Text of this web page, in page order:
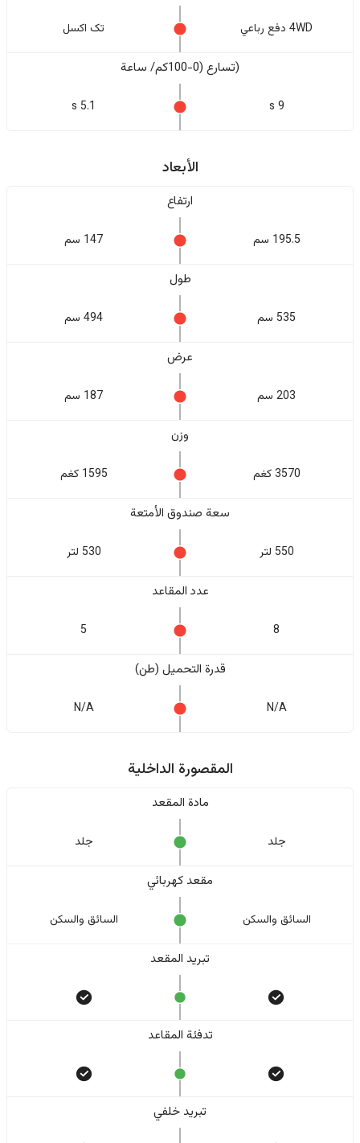
4WD دفع رباعي تک اکسل
(تسارع (0-100كم/ ساعة
9 s
5.1 s
الأبعاد
ارتفاع
195.5 سم 147 سم
طول
535 سم 494 سم
عرض
203 سم 187 سم
وزن
3570 كغم 1595 كغم
سعة صندوق الأمتعة
550 لتر 530 لتر
عدد المقاعد
8
5
قدرة التحميل (طن)
N/A
N/A
المقصورة الداخلية
مادة المقعد
جلد جلد
مقعد كهربائي
السائق والسکن السائق والسکن
تبريد المقعد
تدفئة المقاعد
تبريد خلفي